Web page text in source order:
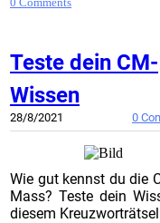
Teste dein CM-
Wissen
28/8/2021 0
Wie gut kennst du die
Mass? Teste dein
diesem